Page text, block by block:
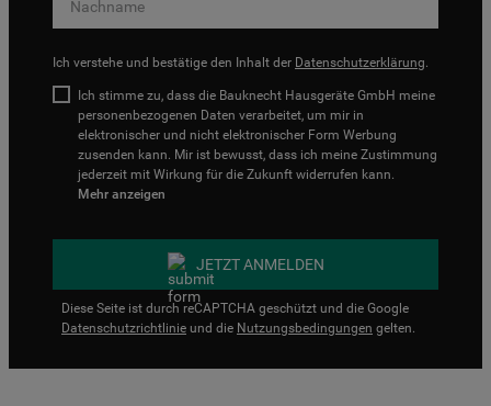
Ich verstehe und bestätige den Inhalt der Datenschutzerklärung.
Ich stimme zu, dass die Bauknecht Hausgeräte GmbH meine
personenbezogenen Daten verarbeitet, um mir in
elektronischer und nicht elektronischer Form Werbung
zusenden kann. Mir ist bewusst, dass ich meine Zustimmung
jederzeit mit Wirkung für die Zukunft widerrufen kann.
Mehr anzeigen
JETZT ANMELDEN
Diese Seite ist durch reCAPTCHA geschützt und die Google
Datenschutzrichtlinie und die Nutzungsbedingungen gelten.